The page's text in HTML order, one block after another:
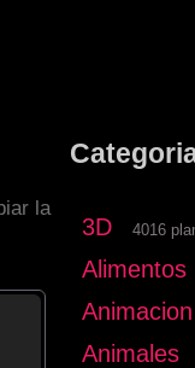
la
3D 4016
Alimentos
Animacion
Animales